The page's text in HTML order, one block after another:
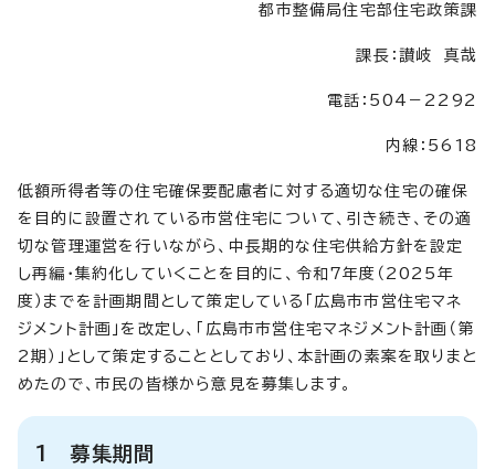
都市整備局住宅部住宅政策課
課長：讃岐 真哉
電話：504－2292
内線：5618
低額所得者等の住宅確保要配慮者に対する適切な住宅の確保
を目的に設置されている市営住宅について、引き続き、その適
切な管理運営を行いながら、中長期的な住宅供給方針を設定
し再編・集約化していくことを目的に、令和7年度（2025年
度）までを計画期間として策定している「広島市市営住宅マネ
ジメント計画」を改定し、「広島市市営住宅マネジメント計画（第
2期）」として策定することとしており、本計画の素案を取りまと
めたので、市民の皆様から意見を募集します。
1 募集期間